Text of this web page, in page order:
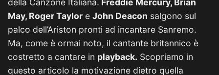
della Canzone Italiana. Freddie Mercury, Brian
May, Roger Taylor e John Deacon salgono sul
palco dell’Ariston pronti ad incantare Sanremo.
Ma, come è ormai noto, il cantante britannico è
costretto a cantare in playback. Scopriamo in
questo articolo la motivazione dietro quella